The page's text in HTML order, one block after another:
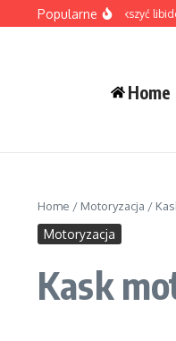
Przejdź do treści
Popularne
Jak naturalnie zwiększyć libido?
Home
Home / Motoryzacja /
Motoryzacja
Kask